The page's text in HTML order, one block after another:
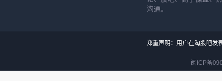
沟通。
郑重声明：用户在淘股吧发
闽ICP备